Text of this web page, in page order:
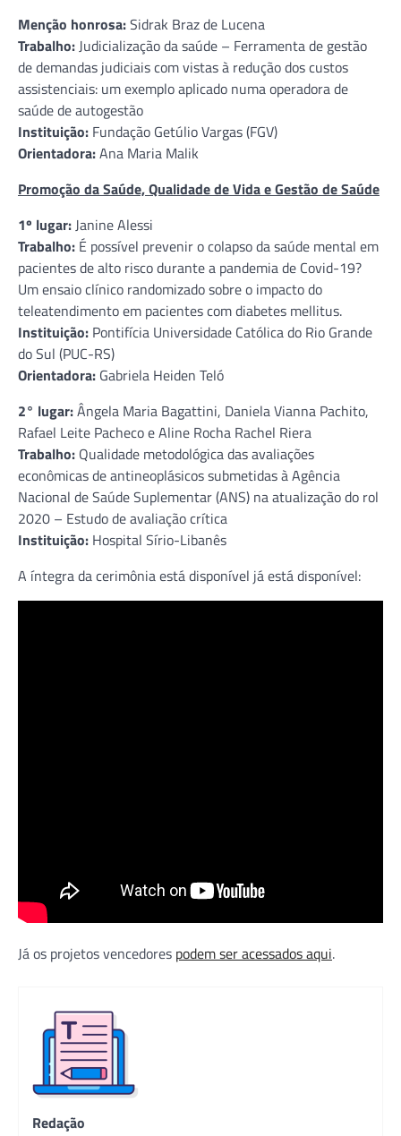
Menção honrosa:Sidrak Braz de Lucena
Trabalho: Judicialização da saúde – Ferramenta de gestão
de demandas judiciais com vistas à redução dos custos
assistenciais: um exemplo aplicado numa operadora de
saúde de autogestão
Instituição: Fundação Getúlio Vargas (FGV)
Orientadora:Ana Maria Malik
Promoção da Saúde, Qualidade de Vida e Gestão de Saúde
1º lugar: Janine Alessi
Trabalho: É possível prevenir o colapso da saúde mental em
pacientes de alto risco durante a pandemia de Covid-19?
Um ensaio clínico randomizado sobre o impacto do
teleatendimento em pacientes com diabetes mellitus.
Instituição: Pontifícia Universidade Católica do Rio Grande
do Sul (PUC-RS)
Orientadora: Gabriela Heiden Teló
2° lugar:Ângela Maria Bagattini, Daniela Vianna Pachito,
Rafael Leite Pacheco e Aline Rocha Rachel Riera
Trabalho: Qualidade metodológica das avaliações
econômicas de antineoplásicos submetidas à Agência
Nacional de Saúde Suplementar (ANS) na atualização do rol
2020 – Estudo de avaliação crítica
Instituição: Hospital Sírio-Libanês
A íntegra da cerimônia está disponível já está disponível:
Já os projetos vencedores podem ser acessados aqui.
Redação